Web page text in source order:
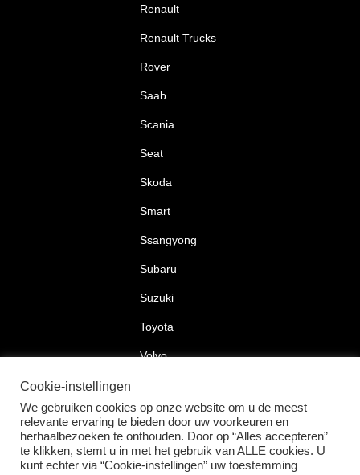
Renault
Renault Trucks
Rover
Saab
Scania
Seat
Skoda
Smart
Ssangyong
Subaru
Suzuki
Toyota
Volvo
2026 © Car Lock Systems
Cookie-instellingen
We gebruiken cookies op onze website om u de meest
relevante ervaring te bieden door uw voorkeuren en
herhaalbezoeken te onthouden. Door op “Alles accepteren”
te klikken, stemt u in met het gebruik van ALLE cookies. U
kunt echter via “Cookie-instellingen” uw toestemming